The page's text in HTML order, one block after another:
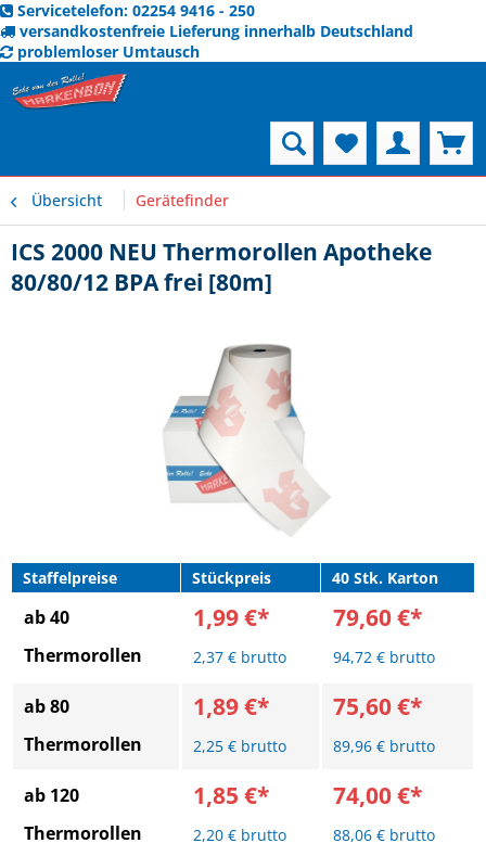
Servicetelefon: 02254 9416 - 250
versandkostenfreie Lieferung innerhalb Deutschland
problemloser Umtausch
Übersicht Gerätefinder
ICS 2000 NEU Thermorollen Apotheke
80/80/12 BPA frei [80m]
Staffelpreise Stückpreis 40 Stk. Karton
ab 40
Thermorollen
1,99 €*
2,37 € brutto
79,60 €*
94,72 € brutto
ab 80
Thermorollen
1,89 €*
2,25 € brutto
75,60 €*
89,96 € brutto
ab 120
Thermorollen
1,85 €*
2,20 € brutto
74,00 €*
88,06 € brutto